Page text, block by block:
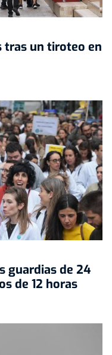
tras un tiroteo en
guardias de 24
de 12 horas